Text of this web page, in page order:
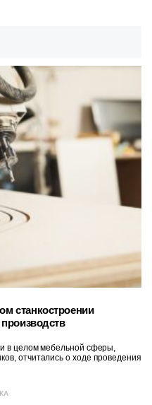
станкостроении
в целом мебельной сферы,
отчитались о ходе проведения